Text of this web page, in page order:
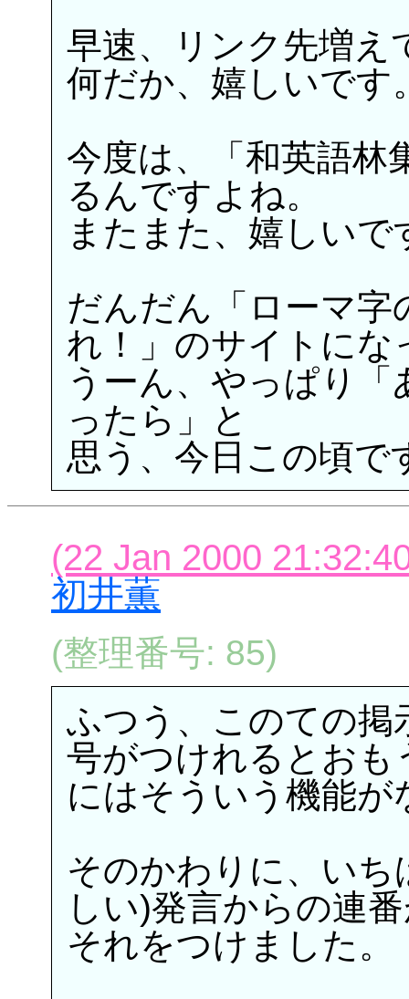
早速、リンク先増え
何だか、嬉しいです
今度は、「和英語林
るんですよね。
またまた、嬉しいで
だんだん「ローマ
れ！」のサイトにな
うーん、やっぱり
ったら」と
思う、今日この頃で
(22 Jan 2000
初井薫
(整理番号: 85)
ふつう、このての掲
号がつけれるとおも
にはそういう機能が
そのかわりに、い
しい)発言からの連
それをつけました。